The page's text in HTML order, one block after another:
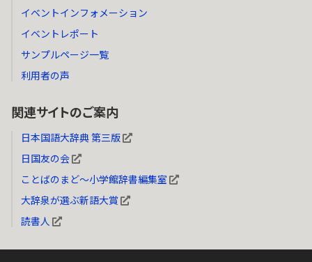
イベントインフォメーション
イベントレポート
サンプルページ一覧
利用者の声
関連サイトのご案内
日本国語大辞典 第三版
日国友の会
ことばのまど～小学館辞書編集室
大辞泉が選ぶ新語大賞
読書人